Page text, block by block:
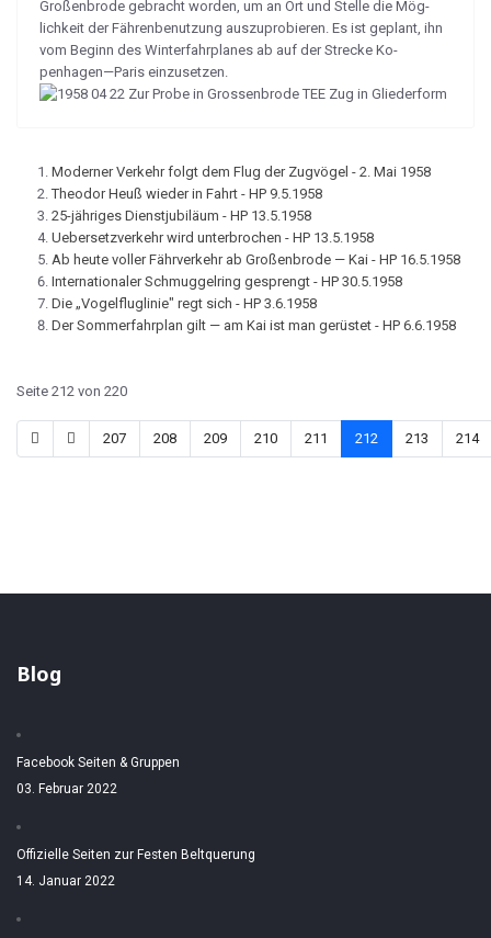
Großenbrode gebracht worden, um an Ort und Stelle die Mög­
lichkeit der Fährenbenutzung auszupro­bieren. Es ist geplant, ihn
vom Beginn des Winterfahrplanes ab auf der Strecke Ko­
penhagen—Paris einzusetzen.
Moderner Verkehr folgt dem Flug der Zugvögel - 2. Mai 1958
Theodor Heuß wieder in Fahrt - HP 9.5.1958
25-jähriges Dienstjubiläum - HP 13.5.1958
Uebersetzverkehr wird unterbrochen - HP 13.5.1958
Ab heute voller Fährverkehr ab Großenbrode — Kai - HP 16.5.1958
Internationaler Schmuggelring gesprengt - HP 30.5.1958
Die „Vogelfluglinie" regt sich - HP 3.6.1958
Der Sommerfahrplan gilt — am Kai ist man gerüstet - HP 6.6.1958
Seite 212 von 220
207 208 209 210 211 212 213 214
Blog
Facebook Seiten & Gruppen
03. Februar 2022
Offizielle Seiten zur Festen Beltquerung
14. Januar 2022